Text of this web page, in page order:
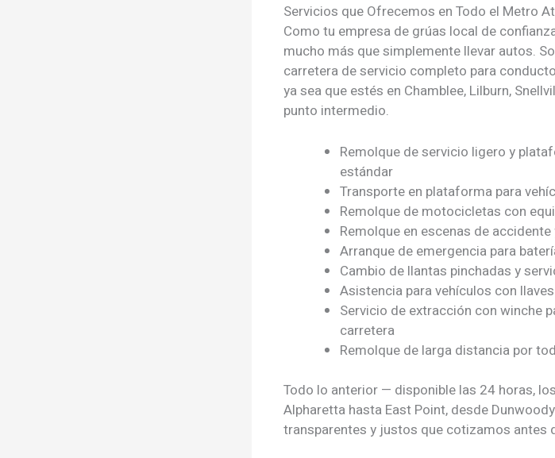
Servicios que Ofrecemos en Todo el Metro
Como tu empresa de grúas local de
mucho más que simplemente llevar autos.
carretera de servicio completo para
ya sea que estés en Chamblee, Lilburn,
punto intermedio.
Remolque de servicio ligero y
estándar
Transporte en plataforma para
Remolque de motocicletas con
Remolque en escenas de
Arranque de emergencia para
Cambio de llantas pinchadas y
Asistencia para vehículos con
Servicio de extracción con winche
carretera
Remolque de larga distancia por
Todo lo anterior — disponible las 24 horas,
Alpharetta hasta East Point, desde
transparentes y justos que cotizamos antes